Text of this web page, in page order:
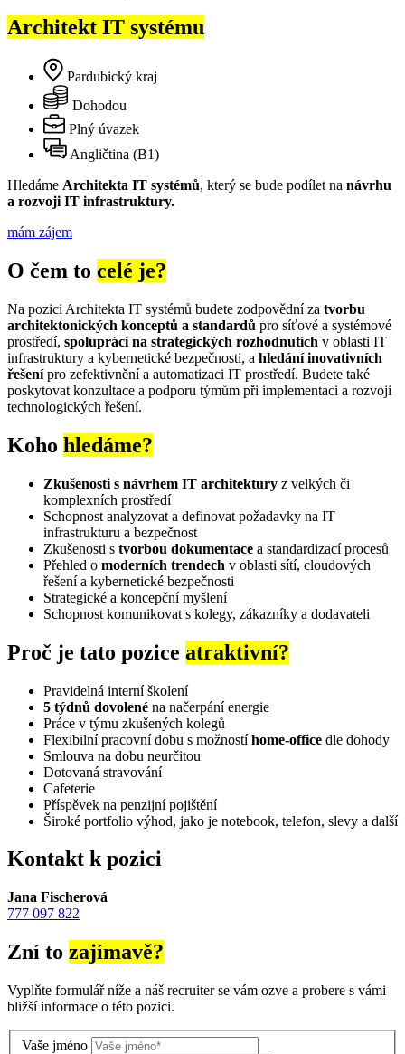
Architekt IT systému
Pardubický kraj
Dohodou
Plný úvazek
Angličtina (B1)
Hledáme Architekta IT systémů, který se bude podílet na návrhu
a rozvoji IT infrastruktury.
mám zájem
O čem to celé je?
Na pozici Architekta IT systémů budete zodpovědní za tvorbu
architektonických konceptů a standardů pro síťové a systémové
prostředí, spolupráci na strategických rozhodnutích v oblasti IT
infrastruktury a kybernetické bezpečnosti, a hledání inovativních
řešenípro zefektivnění a automatizaci IT prostředí. Budete také
poskytovat konzultace a podporu týmům při implementaci a rozvoji
technologických řešení.
Koho hledáme?
Zkušenosti s návrhem IT architektury z velkých či
komplexních prostředí
Schopnost analyzovat a definovat požadavky na IT
infrastrukturu a bezpečnost
Zkušenosti s tvorbou dokumentace a standardizací procesů
Přehled o moderních trendech v oblasti sítí, cloudových
řešení a kybernetické bezpečnosti
Strategické a koncepční myšlení
Schopnost komunikovat s kolegy, zákazníky a dodavateli
Proč je tato pozice atraktivní?
Pravidelná interní školení
5 týdnů dovolené na načerpání energie
Práce v týmu zkušených kolegů
Flexibilní pracovní dobu s možnostíhome-office dle dohody
Smlouva na dobu neurčitou
Dotovaná stravování
Cafeterie
Příspěvek na penzijní pojištění
Široké portfolio výhod, jako je notebook, telefon, slevy a další
Kontakt k pozici
Jana Fischerová
777 097 822
Zní to zajímavě?
Vyplňte formulář níže a náš recruiter se vám ozve a probere s vámi
bližší informace o této pozici.
Vaše jméno